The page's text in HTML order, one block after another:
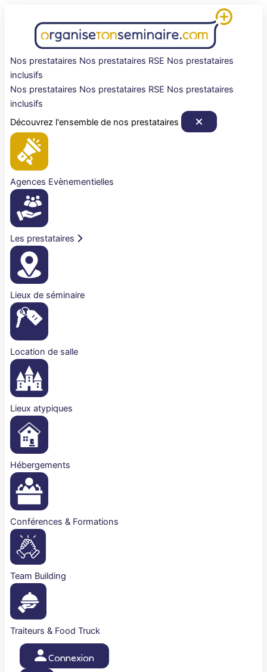
Nos prestataires Nos prestataires RSE Nos prestataires
inclusifs
Nos prestataires Nos prestataires RSE Nos prestataires
inclusifs
Découvrez l'ensemble de nos prestataires
Agences Evènementielles
Les prestataires
Lieux de séminaire
Location de salle
Lieux atypiques
Hébergements
Conférences & Formations
Team Building
Traiteurs & Food Truck
Connexion